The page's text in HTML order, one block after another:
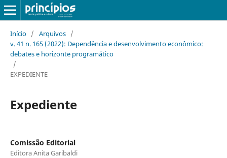
Início / Arquivos /
v. 41 n. 165 (2022): Dependência e desenvolvimento econômico:
debates e horizonte programático
/
EXPEDIENTE
Expediente
Comissão Editorial
Editora Anita Garibaldi